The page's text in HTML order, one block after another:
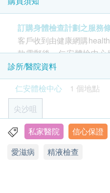
懷孕健康問題 重點項目
避孕指導
精液化驗 (只限男士) 重點
2 基本項目
基本健康評估
體重
身高
檢測大便中微量血液，是
HK$149.0
甲種胚胎蛋白 - 肝癌指標
助早期發現肝癌，可配合超
檢查確認。
HK$480.0
前列腺超聲波(經腹部)
檢查前列腺大小同結構，診
比PSA測試更直觀，可配合
HK$1,000.0
糖化血色素
反映抽血前三個月的平均血
精液分析、愛滋病毒
指導、梅毒抗體、醫生
注意事項：
1) 檢查需禁食八小時或
水除外。
2) 須定時服藥人士可繼續
外)。
訂購身體檢查計劃之服務
客戶收到由健康網購
款電郵後，仁安體檢中
時間內，致電客戶預約身
亦可在訂單確認後1個工
2682 2313)。
年齡
一般健康檢查計劃只適用
計劃除外)
診所/醫院資料
仁安體檢中心
1 個地點
尖沙咀
九龍尖沙咀中間道15號 H
顯示地圖
私家醫院 信心保證
愛滋病
精液檢查